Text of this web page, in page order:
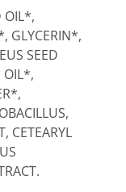
OIL*,
GLYCERIN*,
SEED
OIL*,
CETEARYL